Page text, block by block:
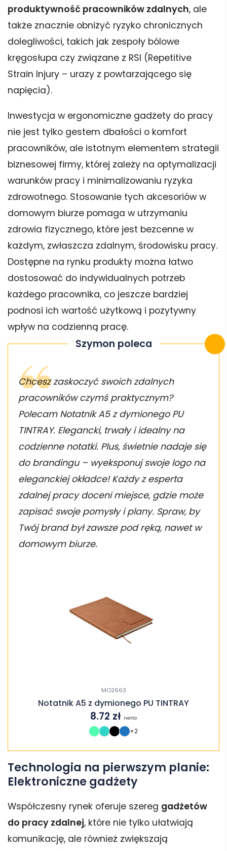
produktywność pracowników zdalnych, ale
także znacznie obniżyć ryzyko chronicznych
dolegliwości, takich jak zespoły bólowe
kręgosłupa czy związane z RSI (Repetitive
Strain Injury – urazy z powtarzającego się
napięcia).
Inwestycja w ergonomiczne gadżety do pracy
nie jest tylko gestem dbałości o komfort
pracowników, ale istotnym elementem strategii
biznesowej firmy, której zależy na optymalizacji
warunków pracy i minimalizowaniu ryzyka
zdrowotnego. Stosowanie tych akcesoriów w
domowym biurze pomaga w utrzymaniu
zdrowia fizycznego, które jest bezcenne w
każdym, zwłaszcza zdalnym, środowisku pracy.
Dostępne na rynku produkty można łatwo
dostosować do indywidualnych potrzeb
każdego pracownika, co jeszcze bardziej
podnosi ich wartość użytkową i pozytywny
wpływ na codzienną pracę.
Szymon poleca
Chcesz zaskoczyć swoich zdalnych
pracowników czymś praktycznym?
Polecam Notatnik A5 z dymionego PU
TINTRAY. Elegancki, trwały i idealny na
codzienne notatki. Plus, świetnie nadaje się
do brandingu – wyeksponuj swoje logo na
eleganckiej okładce! Każdy z esperta
zdalnej pracy doceni miejsce, gdzie może
zapisać swoje pomysły i plany. Spraw, by
Twój brand był zawsze pod ręką, nawet w
domowym biurze.
MO2663
Notatnik A5 z dymionego PU TINTRAY
8.72 zł netto
+2
Technologia na pierwszym planie:
Elektroniczne gadżety
Współczesny rynek oferuje szereg gadżetów
do pracy zdalnej, które nie tylko ułatwiają
komunikację, ale również zwiększają